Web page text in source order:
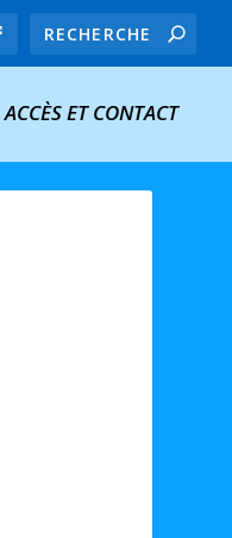
ACCÈS ET CONTACT